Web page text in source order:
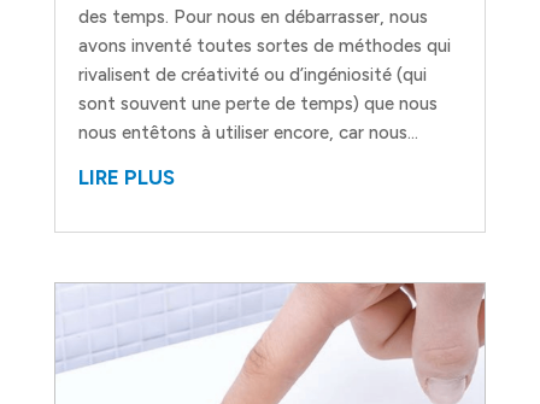
des temps. Pour nous en débarrasser, nous
avons inventé toutes sortes de méthodes qui
rivalisent de créativité ou d’ingéniosité (qui
sont souvent une perte de temps) que nous
nous entêtons à utiliser encore, car nous...
LIRE PLUS